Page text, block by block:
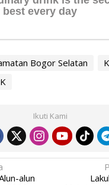
Bogor Selatan
Ikuti Kami
alun